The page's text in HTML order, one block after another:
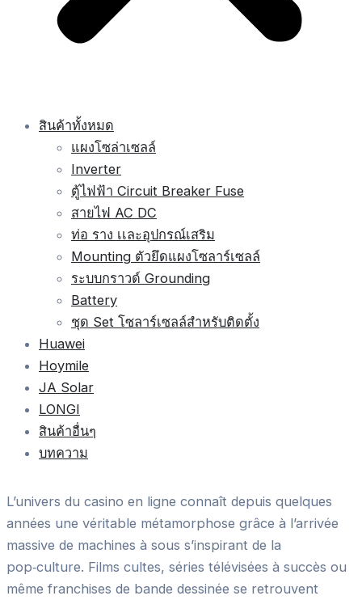
สินค้าทั้งหมด
แผงโซล่าเซลล์
Inverter
ตู้ไฟฟ้า Circuit Breaker Fuse
สายไฟ AC DC
ท่อ ราง เเละอุปกรณ์เสริม
Mounting ตัวยึดแผงโซลาร์เซลล์
ระบบกราวด์ Grounding
Battery
ชุด Set โซลาร์เซลล์สำหรับติดตั้ง
Huawei
Hoymile
JA Solar
LONGI
สินค้าอื่นๆ
บทความ
L’univers du casino en ligne connaît depuis quelques
années une véritable métamorphose grâce à l’arrivée
massive de machines à sous s’inspirant de la
pop‑culture. Films cultes, séries télévisées à succès ou
même franchises de bande dessinée se retrouvent